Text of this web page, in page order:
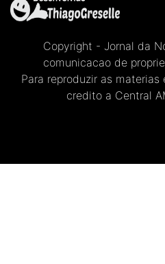
Copyright - Jornal da
comunicacao de
Para reproduzir as
credito a Central